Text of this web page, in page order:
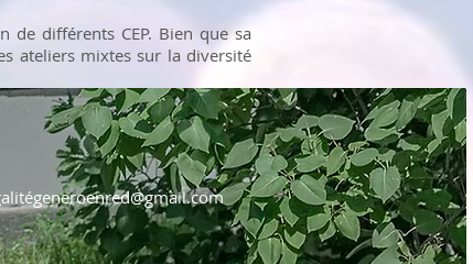
différents CEP. Bien que sa
ateliers mixtes sur la diversité
generoenred@gmail.com